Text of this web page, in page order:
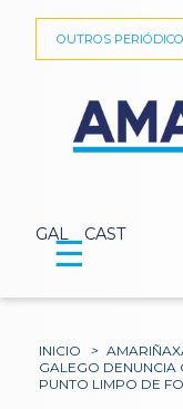
GAL CAST
OUTROS
☰
INICIO >
GALEGO DENUNCIA
PUNTO LIMPO DE